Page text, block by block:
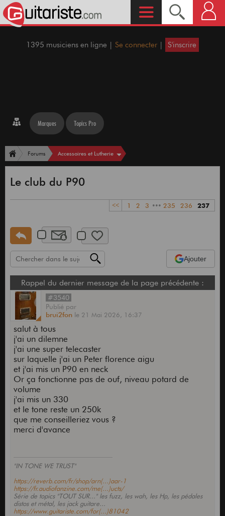
1395 musiciens en ligne | Se connecter | S'inscrire
Marques Topics Pro
Forums Accessoires et Lutherie
Le club du P90
<< 1 2 3 ••• 235 236 237
Ajouter
Rappel du dernier message de la page précédente :
#3540
Publié par
brui2fon le 21 Mai 2026, 16:37
salut à tous
j'ai un dilemne
j'ai une super telecaster
sur laquelle j'ai un Peter florence aigu
et j'ai mis un P90 en neck
Or ça fonctionne pas de ouf, niveau potard de
volume
j'ai mis un 330
et le tone reste un 250k
que me conseilleriez vous ?
merci d'avance
"IN TONE WE TRUST"
https://reverb.com/fr/shop/arn(...)aar-1
https://fr.audiofanzine.com/me(...)ucts/
Série de topics "TOUT SUR..." les fuzz, les wah, les Hp, les pédales
distos et métal, les jack guitare...
https://www.guitariste.com/for(...)81042